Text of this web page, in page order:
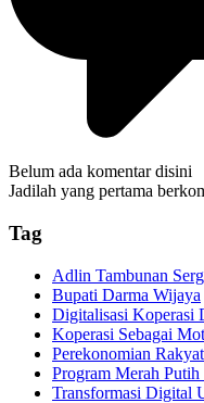
Belum ada komentar disini
Jadilah yang pertama
Tag
Adlin Tambunan
Bupati Darma Wijaya
Digitalisasi Koperasi
Koperasi Sebagai
Perekonomian
Program Merah Putih
Transformasi Digital